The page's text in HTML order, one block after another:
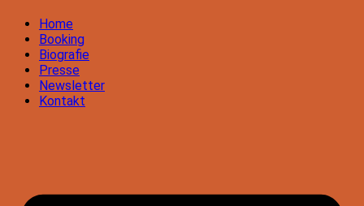
Home
Booking
Biografie
Presse
Newsletter
Kontakt